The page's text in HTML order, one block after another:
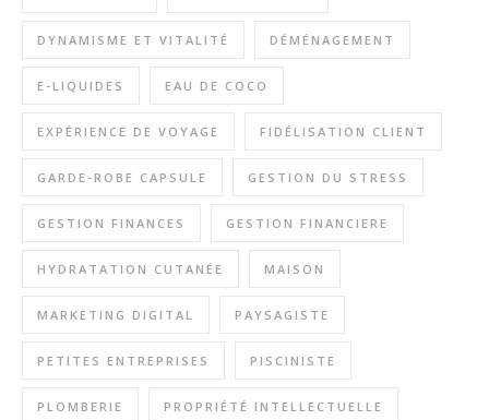
DYNAMISME ET VITALITÉ DÉMÉNAGEMENT
E-LIQUIDES EAU DE COCO
EXPÉRIENCE DE VOYAGE FIDÉLISATION CLIENT
GARDE-ROBE CAPSULE GESTION DU STRESS
GESTION FINANCES GESTION FINANCIERE
HYDRATATION CUTANÉE MAISON
MARKETING DIGITAL PAYSAGISTE
PETITES ENTREPRISES PISCINISTE
PLOMBERIE PROPRIÉTÉ INTELLECTUELLE